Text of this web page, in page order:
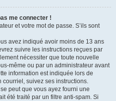
me connecter !
et votre mot de passe. S’ils sont
avez indiqué avoir moins de 13 ans
suivre les instructions reçues par
nécessiter que toute nouvelle
même ou par un administrateur avant
information est indiquée lors de
courriel, suivez ses instructions.
peut que vous ayez fourni une
été traité par un filtre anti-spam. Si